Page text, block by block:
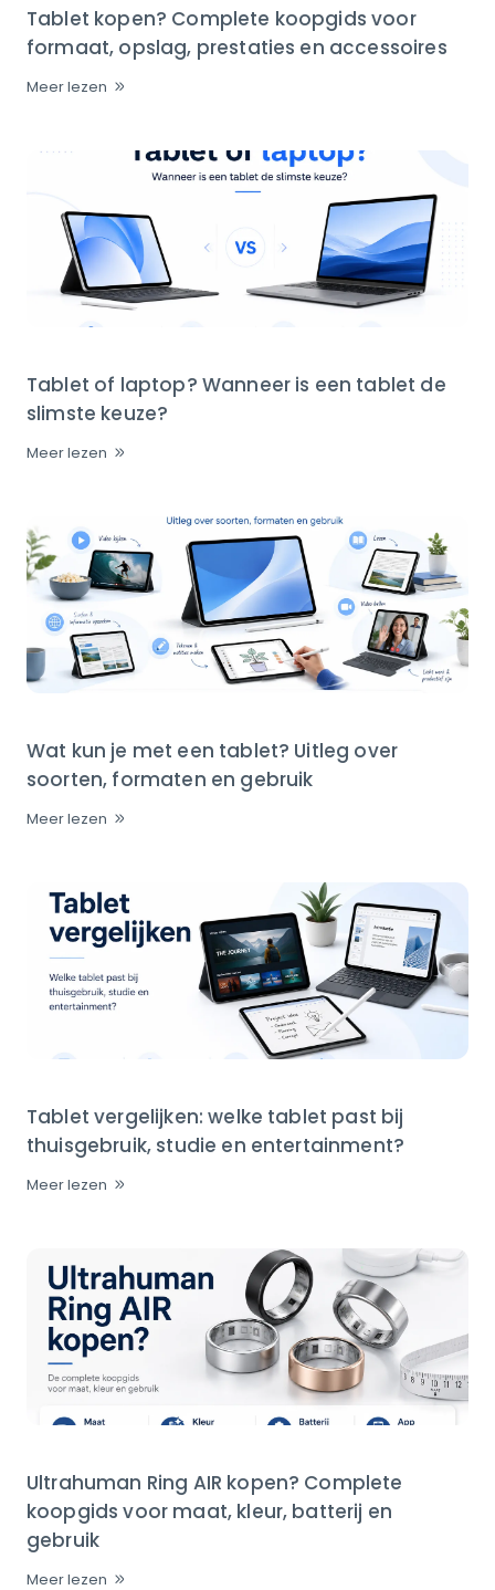
Tablet kopen? Complete koopgids voor
formaat, opslag, prestaties en accessoires
Meer lezen
Tablet of laptop? Wanneer is een tablet de
slimste keuze?
Meer lezen
Wat kun je met een tablet? Uitleg over
soorten, formaten en gebruik
Meer lezen
Tablet vergelijken: welke tablet past bij
thuisgebruik, studie en entertainment?
Meer lezen
Ultrahuman Ring AIR kopen? Complete
koopgids voor maat, kleur, batterij en
gebruik
Meer lezen